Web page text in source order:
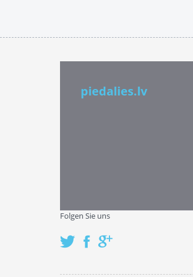
piedalies.lv
Folgen Sie uns